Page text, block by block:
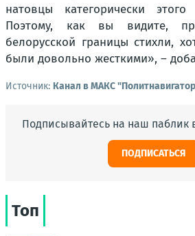
натовцы категорически
Поэтому, как вы видите,
белорусской границы стихли,
были довольно жесткими», –
Источник: Канал в МАКС
Подписывайтесь на наш паблик
ПОДПИСАТЬСЯ
Топ